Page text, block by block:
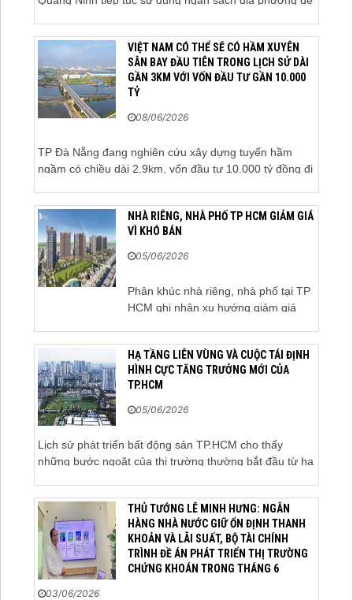
triển khai. Bộ Tài chính vừa có công văn...
VIỆT NAM CÓ THỂ SẼ CÓ HẦM XUYÊN
SÂN BAY ĐẦU TIÊN TRONG LỊCH SỬ DÀI
GẦN 3KM VỚI VỐN ĐẦU TƯ GẦN 10.000
TỶ
08/06/2026
TP Đà Nẵng đang nghiên cứu xây dựng tuyến hầm
ngầm có chiều dài 2,9km, vốn đầu tư 10.000 tỷ đồng đi
xây dựng tuyến hầm ngầm xuyên qua khu vực sân...
NHÀ RIÊNG, NHÀ PHỐ TP HCM GIẢM GIÁ
VÌ KHÓ BÁN
05/06/2026
Phân khúc nhà riêng, nhà phố tại TP
HCM ghi nhận xu hướng giảm giá
trọng. Sau hơn 5 tháng rao bán căn
nhà trong hẻm khu vực Bảy Hiền,
anh Minh, một chủ nhà tại TP HCM,
chấp nhận hạ giá...
HẠ TẦNG LIÊN VÙNG VÀ CUỘC TÁI ĐỊNH
HÌNH CỰC TĂNG TRƯỞNG MỚI CỦA
TP.HCM
05/06/2026
Lịch sử phát triển bất động sản TP.HCM cho thấy
những bước ngoặt của thị trường thường bắt đầu từ hạ
những hành lang tăng trưởng mới và kéo theo quá...
THỦ TƯỚNG LÊ MINH HƯNG: NGÂN
HÀNG NHÀ NƯỚC GIỮ ỔN ĐỊNH THANH
KHOẢN VÀ LÃI SUẤT, BỘ TÀI CHÍNH
TRÌNH ĐỀ ÁN PHÁT TRIỂN THỊ TRƯỜNG
CHỨNG KHOÁN TRONG THÁNG 6
03/06/2026